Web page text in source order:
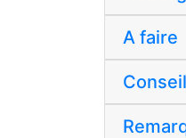
A faire